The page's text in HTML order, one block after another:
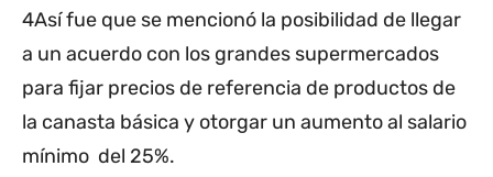
4Así fue que se mencionó la posibilidad de llegar
a un acuerdo con los grandes supermercados
para fijar precios de referencia de productos de
la canasta básica y otorgar un aumento al salario
mínimo del 25%.